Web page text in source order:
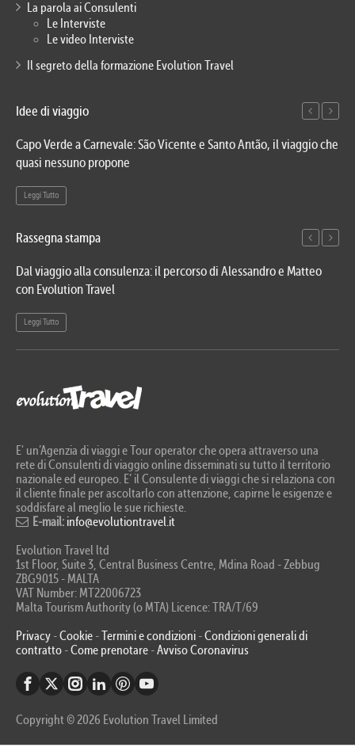
La parola ai Consulenti
Le Interviste
Le video Interviste
Il segreto della formazione Evolution Travel
Idee di viaggio
Capo Verde a Carnevale: São Vicente e Santo Antão, il viaggio che
quasi nessuno propone
Leggi Tutto
Rassegna stampa
Dal viaggio alla consulenza: il percorso di Alessandro e Matteo
con Evolution Travel
Leggi Tutto
E' un’Agenzia di viaggi e Tour operator che opera attraverso una
rete di Consulenti di viaggio online disseminati su tutto il territorio
nazionale ed europeo. E’ il Consulente di viaggi che si relaziona con
il cliente finale per ascoltarlo con attenzione, capirne le esigenze e
soddisfare al meglio le sue richieste.
E-mail: info@evolutiontravel.it
Evolution Travel ltd
1st Floor, Suite 3, Central Business Centre, Mdina Road - Zebbug
ZBG9015 - MALTA
VAT Number: MT22006723
Malta Tourism Authority (o MTA) Licence: TRA/T/69
Privacy -Cookie -Termini e condizioni -Condizioni generali di
contratto -Come prenotare -Avviso Coronavirus
Copyright © 2026 Evolution Travel Limited